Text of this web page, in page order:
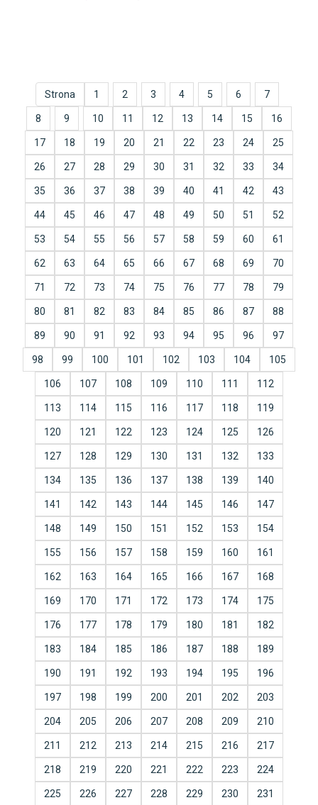
Strona 1 2 3 4 5 6 7
8 9 10 11 12 13 14 15 16
17 18 19 20 21 22 23 24 25
26 27 28 29 30 31 32 33 34
35 36 37 38 39 40 41 42 43
44 45 46 47 48 49 50 51 52
53 54 55 56 57 58 59 60 61
62 63 64 65 66 67 68 69 70
71 72 73 74 75 76 77 78 79
80 81 82 83 84 85 86 87 88
89 90 91 92 93 94 95 96 97
98 99 100 101 102 103 104 105
106 107 108 109 110 111 112
113 114 115 116 117 118 119
120 121 122 123 124 125 126
127 128 129 130 131 132 133
134 135 136 137 138 139 140
141 142 143 144 145 146 147
148 149 150 151 152 153 154
155 156 157 158 159 160 161
162 163 164 165 166 167 168
169 170 171 172 173 174 175
176 177 178 179 180 181 182
183 184 185 186 187 188 189
190 191 192 193 194 195 196
197 198 199 200 201 202 203
204 205 206 207 208 209 210
211 212 213 214 215 216 217
218 219 220 221 222 223 224
225 226 227 228 229 230 231